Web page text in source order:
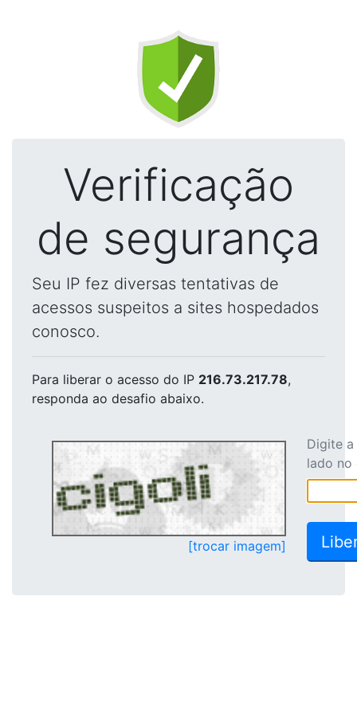
Verificação
de segurança
Seu IP fez diversas tentativas de
acessos suspeitos a sites hospedados
conosco.
Para liberar o acesso do IP 216.73.217.78,
responda ao desafio abaixo.
[trocar imagem]
Digite
lado no